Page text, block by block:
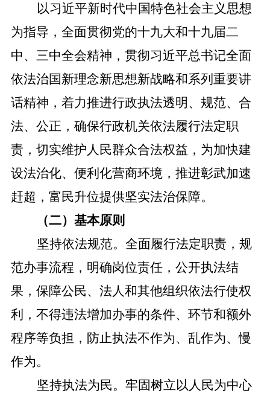
以习近平新时代中国特色社会主义思想
为指导，全面贯彻党的十九大和十九届二
中、三中全会精神，贯彻习近平总书记全面
依法治国新理念新思想新战略和系列重要讲
话精神，着力推进行政执法透明、规范、合
法、公正，确保行政机关依法履行法定职
责，切实维护人民群众合法权益，为加快建
设法治化、便利化营商环境，推进彰武加速
赶超，富民升位提供坚实法治保障。
（二）基本原则
坚持依法规范。全面履行法定职责，规
范办事流程，明确岗位责任，公开执法结
果，保障公民、法人和其他组织依法行使权
利，不得违法增加办事的条件、环节和额外
程序等负担，防止执法不作为、乱作为、慢
作为。
坚持执法为民。牢固树立以人民为中心